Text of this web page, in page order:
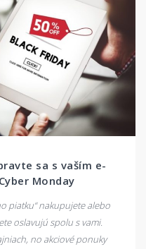
sa s vaším e-
Monday
piatku“ nakupujete alebo
oslavujú spolu s vami.
no akciové ponuky